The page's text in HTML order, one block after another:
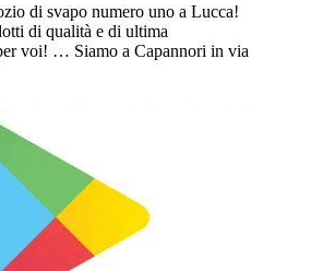
di svapo numero uno a Lucca!
di qualità e di ultima
voi! … Siamo a Capannori in via